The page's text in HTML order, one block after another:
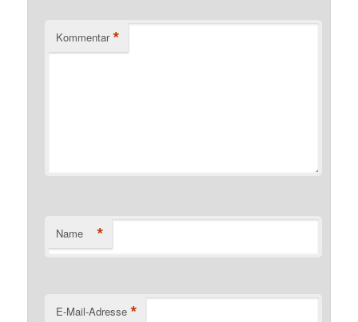
Kommentar *
Name *
E-Mail-Adresse *